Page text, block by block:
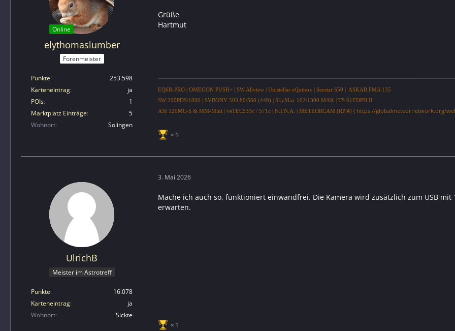
Online
elythomaslumber
Forenmeister
Punkte
253.598
Karteneintrag
ja
POIs
1
Marktplatz Einträge
5
Wohnort
Solingen
Grüße
Hartmut
EQ6R-PRO | OMEGON PUSH+ | SW Allview | Unistellar eQuinox | Seestar S50 | ASKAR FMA 135
SW 200PDS/1000 | SVBONY 503 80/560 (448) | SkyMax 102/1300 MAK | TS 61EDPH II
ASI 120MC-S & MM-Mini | veTEC533c / 571c |
N.I.N.A. | METEORCAM (RPi4) ( https://globalmeteornetwork.org/
1
UlrichB
Meister im Astrotreff
Punkte
16.078
Karteneintrag
ja
Wohnort
Sickte
3. Mai 2026
Mache ich auch so, funktioniert einwandfrei. Die Kamera wird zusätzlich zum USB
erwarten.
1